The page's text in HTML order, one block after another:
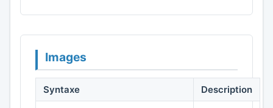
Images
Syntaxe Description